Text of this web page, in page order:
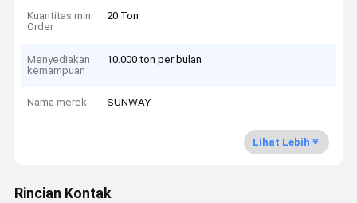
Kuantitas min
Order
20 Ton
Menyediakan
kemampuan
10.000 ton per bulan
Nama merek SUNWAY
Lihat Lebih
Rincian Kontak